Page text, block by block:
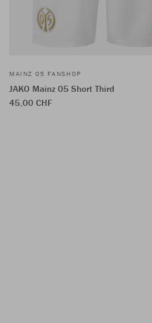
MAINZ 05 FANSHOP
JAKO Mainz 05 Short Third
45,00 CHF